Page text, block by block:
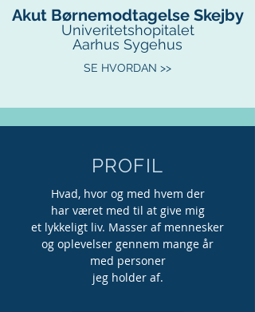
Akut Børnemodtagelse Skejby
Univeritetshopitalet
Aarhus Sygehus
SE HVORDAN >>
PROFIL
Hvad, hvor og med hvem der
har været med til at give mig
et lykkeligt liv. Masser af mennesker
og oplevelser gennem mange år
med personer
jeg holder af.